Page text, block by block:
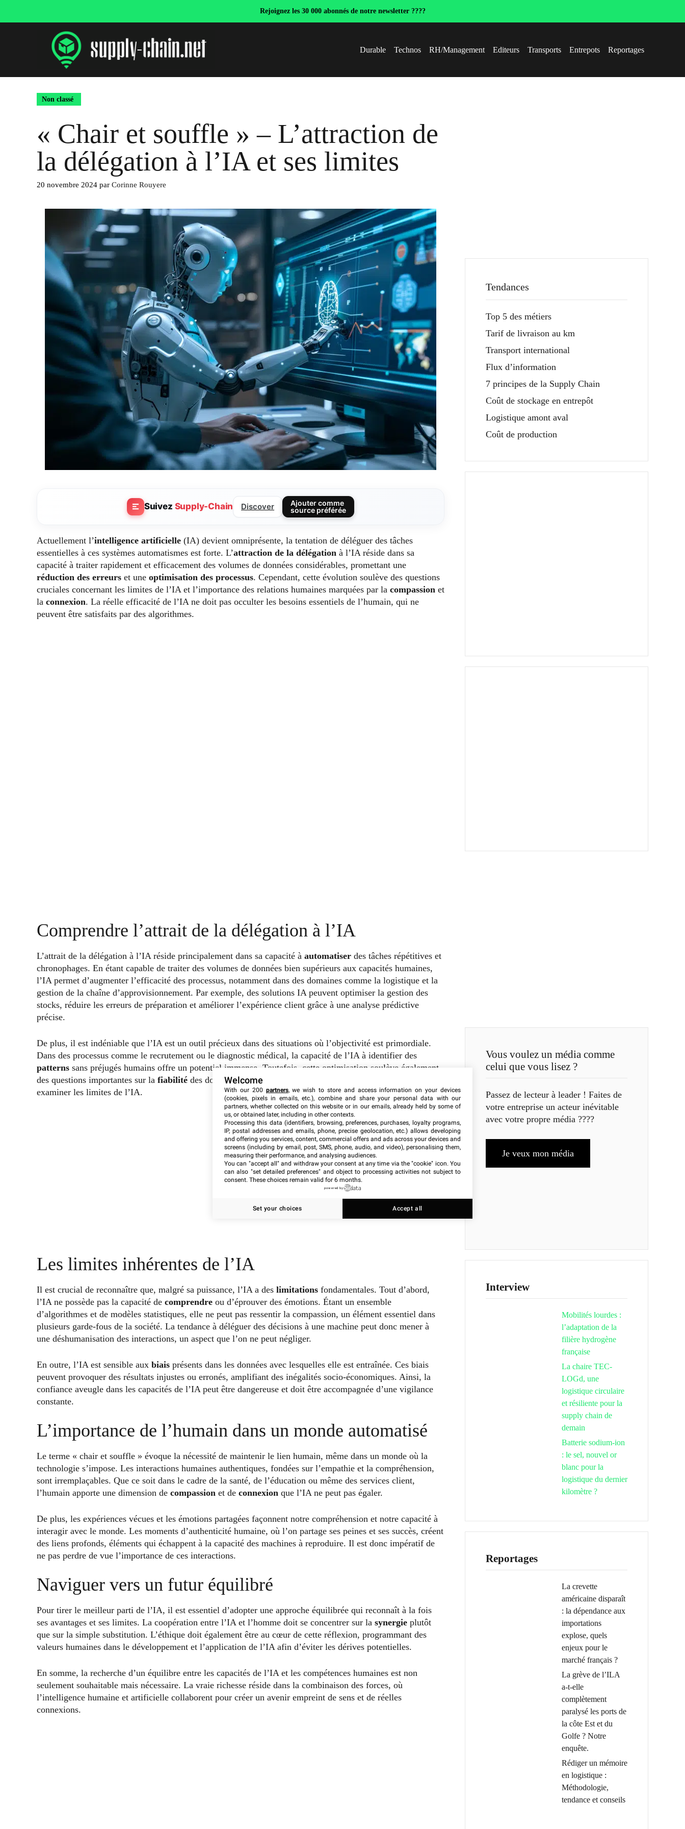
Rejoignez les 30 000 abonnés de notre newsletter ????
Durable Technos RH/Management Editeurs Transports Entrepots Reportages
Non classé
« Chair et souffle » – L’attraction de
la délégation à l’IA et ses limites
20 novembre 2024 par Corinne Rouyere
Suivez Supply-Chain Discover
Ajouter comme
source préférée
Actuellement l’intelligence artificielle (IA) devient omniprésente, la tentation de déléguer des tâches
essentielles à ces systèmes automatismes est forte. L’attraction de la délégation à l’IA réside dans sa
capacité à traiter rapidement et efficacement des volumes de données considérables, promettant une
réduction des erreurs et une optimisation des processus. Cependant, cette évolution soulève des questions
cruciales concernant les limites de l’IA et l’importance des relations humaines marquées par la compassion et
la connexion. La réelle efficacité de l’IA ne doit pas occulter les besoins essentiels de l’humain, qui ne
peuvent être satisfaits par des algorithmes.
Comprendre l’attrait de la délégation à l’IA
L’attrait de la délégation à l’IA réside principalement dans sa capacité à automatiser des tâches répétitives et
chronophages. En étant capable de traiter des volumes de données bien supérieurs aux capacités humaines,
l’IA permet d’augmenter l’efficacité des processus, notamment dans des domaines comme la logistique et la
gestion de la chaîne d’approvisionnement. Par exemple, des solutions IA peuvent optimiser la gestion des
stocks, réduire les erreurs de préparation et améliorer l’expérience client grâce à une analyse prédictive
précise.
De plus, il est indéniable que l’IA est un outil précieux dans des situations où l’objectivité est primordiale.
Dans des processus comme le recrutement ou le diagnostic médical, la capacité de l’IA à identifier des
patterns sans préjugés humains offre un potentiel immense. Toutefois, cette optimisation soulève également
des questions importantes sur la fiabilité des données et des algorithmes utilisés, ce qui nous conduit à
examiner les limites de l’IA.
Les limites inhérentes de l’IA
Il est crucial de reconnaître que, malgré sa puissance, l’IA a des limitations fondamentales. Tout d’abord,
l’IA ne possède pas la capacité de comprendre ou d’éprouver des émotions. Étant un ensemble
d’algorithmes et de modèles statistiques, elle ne peut pas ressentir la compassion, un élément essentiel dans
plusieurs garde-fous de la société. La tendance à déléguer des décisions à une machine peut donc mener à
une déshumanisation des interactions, un aspect que l’on ne peut négliger.
En outre, l’IA est sensible aux biais présents dans les données avec lesquelles elle est entraînée. Ces biais
peuvent provoquer des résultats injustes ou erronés, amplifiant des inégalités socio-économiques. Ainsi, la
confiance aveugle dans les capacités de l’IA peut être dangereuse et doit être accompagnée d’une vigilance
constante.
L’importance de l’humain dans un monde automatisé
Le terme « chair et souffle » évoque la nécessité de maintenir le lien humain, même dans un monde où la
technologie s’impose. Les interactions humaines authentiques, fondées sur l’empathie et la compréhension,
sont irremplaçables. Que ce soit dans le cadre de la santé, de l’éducation ou même des services client,
l’humain apporte une dimension de compassion et de connexion que l’IA ne peut pas égaler.
De plus, les expériences vécues et les émotions partagées façonnent notre compréhension et notre capacité à
interagir avec le monde. Les moments d’authenticité humaine, où l’on partage ses peines et ses succès, créent
des liens profonds, éléments qui échappent à la capacité des machines à reproduire. Il est donc impératif de
ne pas perdre de vue l’importance de ces interactions.
Naviguer vers un futur équilibré
Pour tirer le meilleur parti de l’IA, il est essentiel d’adopter une approche équilibrée qui reconnaît à la fois
ses avantages et ses limites. La coopération entre l’IA et l’homme doit se concentrer sur la synergie plutôt
que sur la simple substitution. L’éthique doit également être au cœur de cette réflexion, programmant des
valeurs humaines dans le développement et l’application de l’IA afin d’éviter les dérives potentielles.
En somme, la recherche d’un équilibre entre les capacités de l’IA et les compétences humaines est non
seulement souhaitable mais nécessaire. La vraie richesse réside dans la combinaison des forces, où
l’intelligence humaine et artificielle collaborent pour créer un avenir empreint de sens et de réelles
connexions.
Tendances
Top 5 des métiers
Tarif de livraison au km
Transport international
Flux d’information
7 principes de la Supply Chain
Coût de stockage en entrepôt
Logistique amont aval
Coût de production
Vous voulez un média comme
celui que vous lisez ?
Passez de lecteur à leader ! Faites de
votre entreprise un acteur inévitable
avec votre propre média ????
Je veux mon média
Interview
Mobilités lourdes :
l’adaptation de la
filière hydrogène
française
La chaire TEC-
LOGd, une
logistique circulaire
et résiliente pour la
supply chain de
demain
Batterie sodium-ion
: le sel, nouvel or
blanc pour la
logistique du dernier
kilomètre ?
Reportages
La crevette
américaine disparaît
: la dépendance aux
importations
explose, quels
enjeux pour le
marché français ?
La grève de l’ILA
a-t-elle
complètement
paralysé les ports de
la côte Est et du
Golfe ? Notre
enquête.
Rédiger un mémoire
en logistique :
Méthodologie,
tendance et conseils
Welcome
With our 200 partners, we wish to store and access information on your devices
(cookies, pixels in emails, etc.), combine and share your personal data with our
partners, whether collected on this website or in our emails, already held by some of
us, or obtained later, including in other contexts.
Processing this data (identifiers, browsing, preferences, purchases, loyalty programs,
IP, postal addresses and emails, phone, precise geolocation, etc.) allows developing
and offering you services, content, commercial offers and ads across your devices and
screens (including by email, post, SMS, phone, audio, and video), personalising them,
measuring their performance, and analysing audiences.
You can "accept all" and withdraw your consent at any time via the "cookie" icon. You
can also "set detailed preferences" and object to processing activities not subject to
consent. These choices remain valid for 6 months.
powered by
Set your choices Accept all